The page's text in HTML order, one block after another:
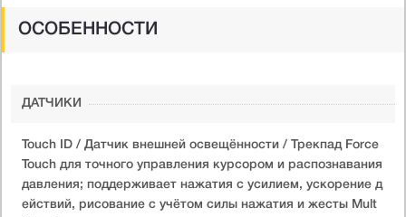
ОСОБЕННОСТИ
ДАТЧИКИ
Touch ID / Датчик внешней освещённости / Трекпад Force
Touch для точного управления курсором и распознавания
давления; поддерживает нажатия с усилием, ускорение д
ействий, рисование с учётом силы нажатия и жесты Mult